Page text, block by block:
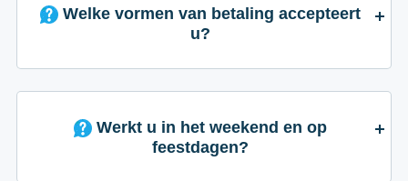
Welke vormen van betaling accepteert
u?
Werkt u in het weekend en op
feestdagen?